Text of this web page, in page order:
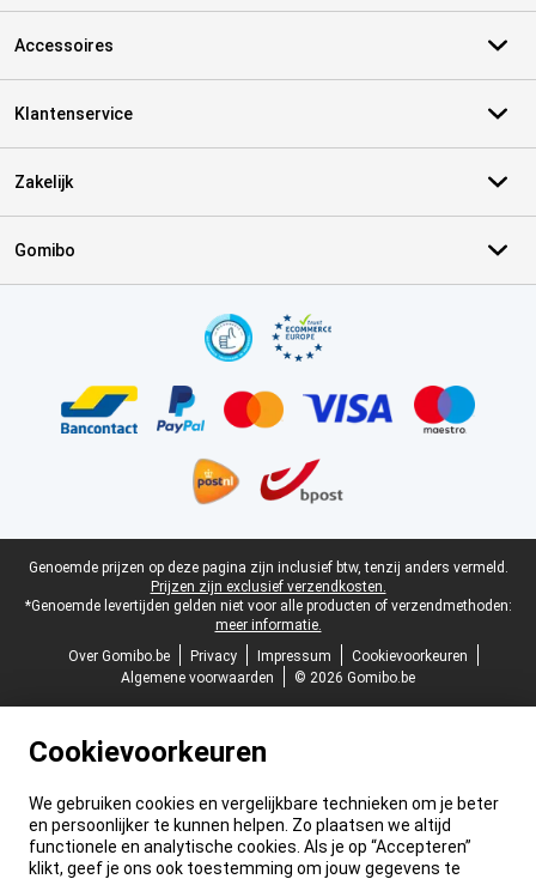
Accessoires
Klantenservice
Zakelijk
Gomibo
Juridische voettekst
Genoemde prijzen op deze pagina zijn inclusief btw, tenzij anders vermeld.
Prijzen zijn exclusief verzendkosten.
*Genoemde levertijden gelden niet voor alle producten of verzendmethoden:
meer informatie.
Over Gomibo.be
Privacy Impressum
Cookievoorkeuren
Algemene voorwaarden
© 2026 Gomibo.be
Cookievoorkeuren
We gebruiken cookies en vergelijkbare technieken om je beter
en persoonlijker te kunnen helpen. Zo plaatsen we altijd
functionele en analytische cookies. Als je op “Accepteren”
klikt, geef je ons ook toestemming om jouw gegevens te